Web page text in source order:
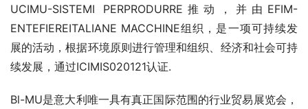
UCIMU-SISTEMI PERPRODURRE推动，并由EFIM-
ENTEFIEREITALIANE MACCHINE组织，是一项可持续发
展的活动，根据环境原则进行管理和组织、经济和社会可持
续发展，通过ICIMIS020121认证.
Bl-MU是意大利唯一具有真正国际范围的行业贸易展览会，